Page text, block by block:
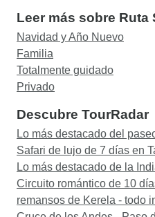
Leer más sobre Ruta
Navidad y Año Nuevo
Familia
Totalmente guidado
Privado
Descubre TourRadar
Lo más destacado del
Safari de lujo de 7 días en
Lo más destacado de la
Circuito romántico de 10
remansos de Kerela - todo